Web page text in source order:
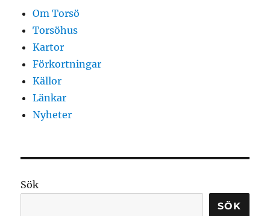
Om Torsö
Torsöhus
Kartor
Förkortningar
Källor
Länkar
Nyheter
Sök
SÖK